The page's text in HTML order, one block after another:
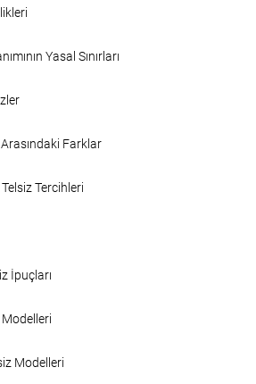
Yasal Sınırları
Farklar
Tercihleri
İpuçları
Modelleri
Modelleri